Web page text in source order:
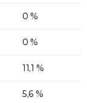
0 %
0 %
11,1 %
5,6 %